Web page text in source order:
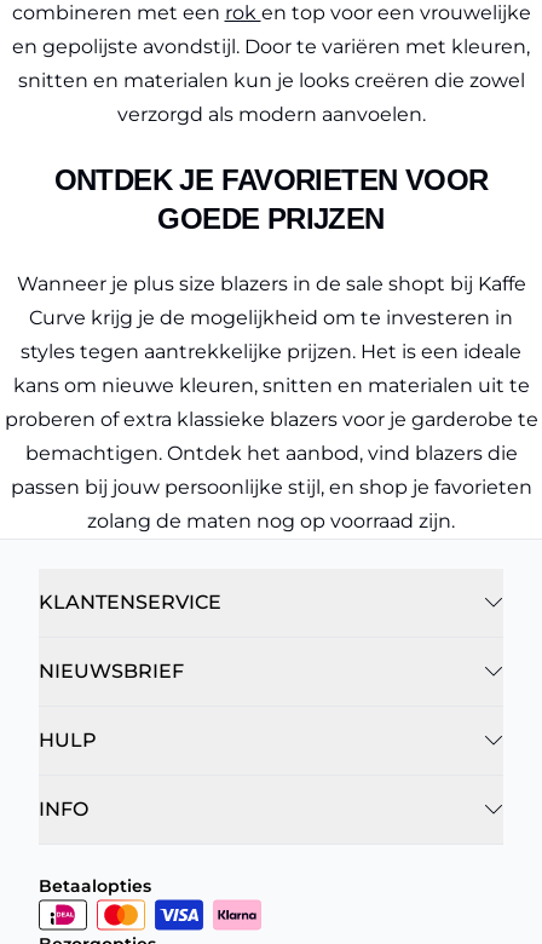
combineren met een rok en top voor een vrouwelijke
en gepolijste avondstijl. Door te variëren met kleuren,
snitten en materialen kun je looks creëren die zowel
verzorgd als modern aanvoelen.
ONTDEK JE FAVORIETEN VOOR
GOEDE PRIJZEN
Wanneer je plus size blazers in de sale shopt bij Kaffe
Curve krijg je de mogelijkheid om te investeren in
styles tegen aantrekkelijke prijzen. Het is een ideale
kans om nieuwe kleuren, snitten en materialen uit te
proberen of extra klassieke blazers voor je garderobe te
bemachtigen. Ontdek het aanbod, vind blazers die
passen bij jouw persoonlijke stijl, en shop je favorieten
zolang de maten nog op voorraad zijn.
KLANTENSERVICE
NIEUWSBRIEF
HULP
INFO
Betaalopties